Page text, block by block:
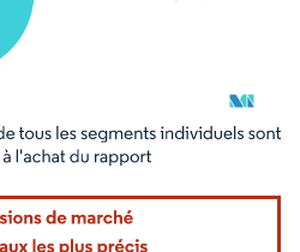
nécessite une attribution sous CC BY